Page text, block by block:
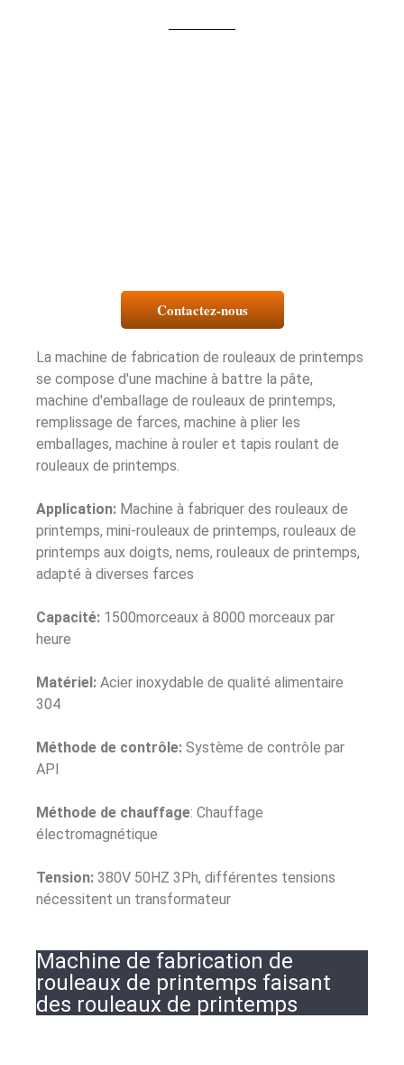
Contactez-nous
La machine de fabrication de rouleaux de printemps
se compose d'une machine à battre la pâte,
machine d'emballage de rouleaux de printemps,
remplissage de farces, machine à plier les
emballages, machine à rouler et tapis roulant de
rouleaux de printemps.
Application: Machine à fabriquer des rouleaux de
printemps, mini-rouleaux de printemps, rouleaux de
printemps aux doigts, nems, rouleaux de printemps,
adapté à diverses farces
Capacité: 1500morceaux à 8000 morceaux par
heure
Matériel: Acier inoxydable de qualité alimentaire
304
Méthode de contrôle: Système de contrôle par
API
Méthode de chauffage: Chauffage
électromagnétique
Tension: 380V 50HZ 3Ph, différentes tensions
nécessitent un transformateur
Machine de fabrication de
rouleaux de printemps faisant
des rouleaux de printemps